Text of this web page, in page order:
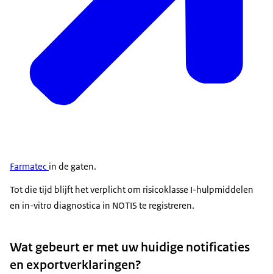
Farmatec in de gaten.
Tot die tijd blijft het verplicht om risicoklasse I-hulpmiddelen
en in-vitro diagnostica in NOTIS te registreren.
Wat gebeurt er met uw huidige notificaties
en exportverklaringen?